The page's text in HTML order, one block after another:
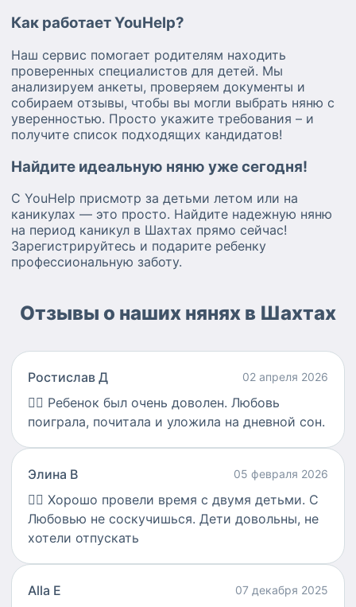
Как работает YouHelp?
Наш сервис помогает родителям находить
проверенных специалистов для детей. Мы
анализируем анкеты, проверяем документы и
собираем отзывы, чтобы вы могли выбрать няню с
уверенностью. Просто укажите требования – и
получите список подходящих кандидатов!
Найдите идеальную няню уже сегодня!
С YouHelp присмотр за детьми летом или на
каникулах — это просто. Найдите надежную няню
на период каникул в Шахтах прямо сейчас!
Зарегистрируйтесь и подарите ребенку
профессиональную заботу.
Отзывы о наших нянях в Шахтах
Ростислав Д 02 апреля 2026
👍🏻 Ребенок был очень доволен. Любовь
поиграла, почитала и уложила на дневной сон.
Элина В 05 февраля 2026
👍🏻 Хорошо провели время с двумя детьми. С
Любовью не соскучишься. Дети довольны, не
хотели отпускать
Alla E 07 декабря 2025